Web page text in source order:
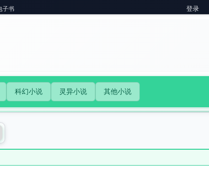
子书 登录
科幻小说 灵异小说 其他小说